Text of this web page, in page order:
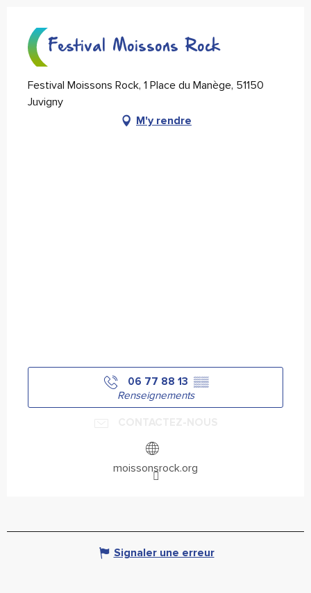
Festival Moissons Rock
Festival Moissons Rock, 1 Place du Manège, 51150
Juvigny
M'y rendre
06 77 88 13 ▒▒
Renseignements
moissonsrock.org
Signaler une erreur